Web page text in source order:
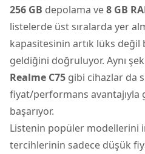
256 GB depolama ve8 GB
listelerde üst sıralarda yer
kapasitesinin artık lüks
geldiğini doğruluyor. Aynı
Realme C75 gibi cihazlar da
fiyat/performans avantajıyla
başarıyor.
Listenin popüler modellerini
tercihlerinin sadece düşük